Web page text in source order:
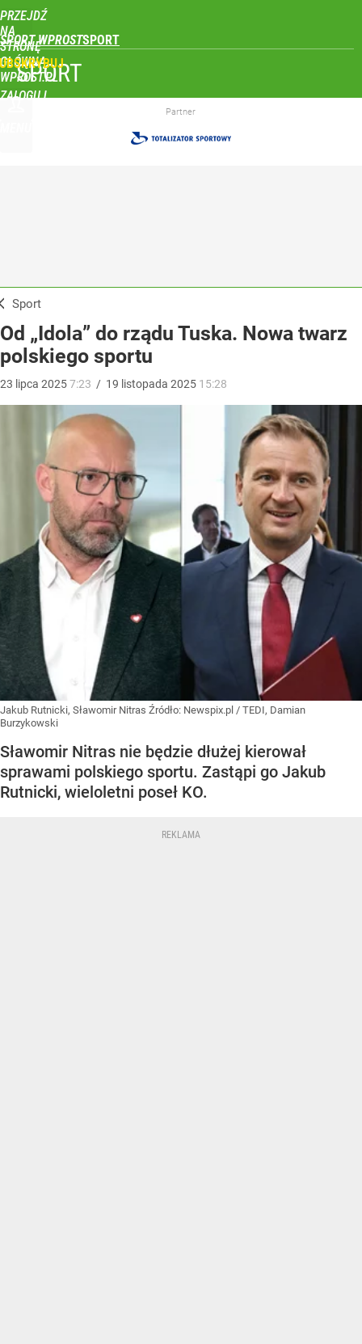
PRZEJDŹ
NA
STRONĘ
GŁÓWNĄ
WPROST.PL
SPORT WPROST
ZALOGUJ
SPORT
Partner
Sport
Od „Idola” do rządu Tuska. Nowa twarz
polskiego sportu
23 lipca 20257:23 / 19 listopada 2025 15:28
Jakub Rutnicki, Sławomir Nitras Źródło: Newspix.pl / TEDI, Damian
Burzykowski
Sławomir Nitras nie będzie dłużej kierował
sprawami polskiego sportu. Zastąpi go Jakub
Rutnicki, wieloletni poseł KO.